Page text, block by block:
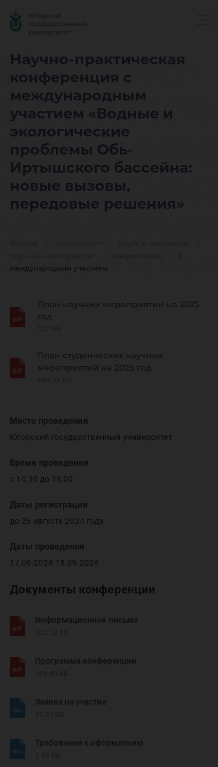
Научно-практическая
конференция с
международным
участием «Водные и
экологические
проблемы Обь-
Иртышского бассейна:
новые вызовы,
передовые решения»
С
международным участием
Научно-
вызовы,
План научных мероприятий на 2025
год
План студенческих научных
мероприятий на 2025 год
Место проведения
Югорский государственный университет
Время проведения
с 14:30 до 18:00
Даты регистрации
до 26 августа 2024 года
Даты проведения
17.09.2024-18.09.2024
Документы конференции
Информационное письмо
Программа конференции
Заявка на участие
Требования к оформлению